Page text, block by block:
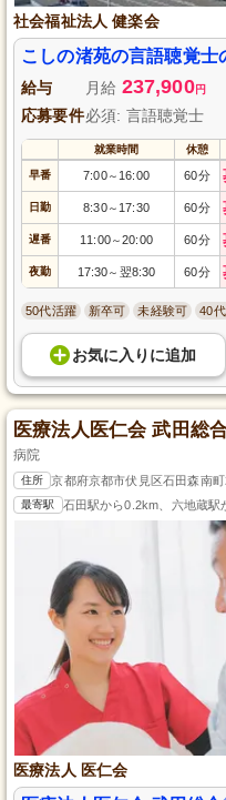
社会福祉法人 健楽会
こしの渚苑の言語聴覚士
給与 月給 237,900円
応募要件必須: 言語聴覚士
就業時間 休憩
早番 7:00～ 16:00 60分
日勤 8:30～ 17:30 60分
遅番 11:00～20:00 60分
夜勤 17:30～ 翌8:30 60分
50代活躍 新卒可 未経験可 40
お気に入り に追加
医療法人医仁会 武田総
病院
住所 京都府京都市伏見区石田森南町
最寄駅 石田駅から0.2km、六地蔵
医療法人 医仁会